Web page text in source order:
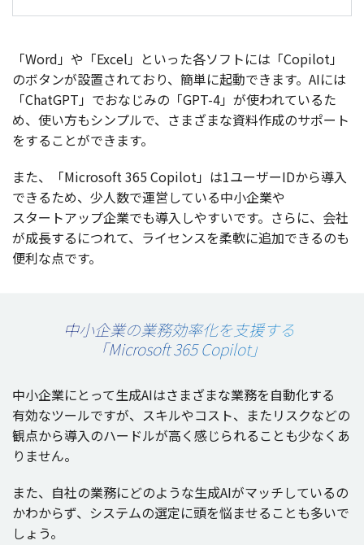
「Word」や「Excel」といった各ソフトには「Copilot」
のボタンが設置されており、 簡単に起動できます。AIには
「ChatGPT」でおなじみの「GPT-4」が使われているた
め、使い方もシンプルで、さまざまな資料作成のサポート
をすることができます。
また、「Microsoft 365 Copilot」は1ユーザーIDから導入
できるため、 少人数で運営している中小企業や
スタートアップ企業でも導入 しやすいです。さらに、 会社
が成長するにつれて、 ライセンスを柔軟に追加できるのも
便利な点です。
中小企業の業務効率化を支援する
「Microsoft 365 Copilot」
中小企業にとって生成AIはさまざまな業務を自動化する
有効なツールですが、 スキルやコスト、またリスクなどの
観点から導入のハードルが高く感じられることも少なくあ
りません。
また、 自社の業務にどのような生成AIがマッチしているの
かわからず、 システムの選定に頭を悩ませることも多いで
しょう。